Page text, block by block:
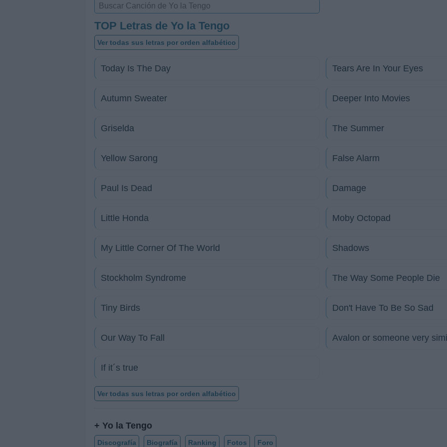
TOP Letras de Yo la Tengo
Ver todas sus letras por orden alfabético
Today Is The Day Tears Are In Your Eyes
Autumn Sweater Deeper Into Movies
Griselda The Summer
Yellow Sarong False Alarm
Paul Is Dead Damage
Little Honda Moby Octopad
My Little Corner Of The World Shadows
Stockholm Syndrome The Way Some People Die
Tiny Birds Don't Have To Be So Sad
Our Way To Fall Avalon or someone very
If it´s true
Ver todas sus letras por orden alfabético
+ Yo la Tengo
Discografía Biografía Ranking Fotos Foro